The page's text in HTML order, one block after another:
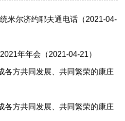
米尔济约耶夫通电话（2021-04-
年年会（2021-04-21）
各方共同发展、共同繁荣的康庄
各方共同发展、共同繁荣的康庄